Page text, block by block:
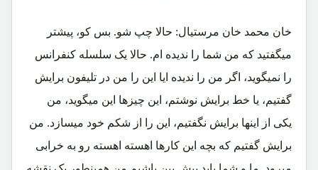
خان محمد خان مرستیال: حالا چپ شو. بس کو، پیشتر
میگفتید که من شما را ندیده ام. حالا یک سلسله کنفرانس
را نمیگوید، اگر من را ندیده ایا این را من در تلیفون برایش
گفتیم، یا خط برایش نوشتم، این چیزها این میگوید، من
یکی از اینها برایش نگفتیم، این را از شکم خود میسازد. من
برایش گفتیم که بچه این کارها اهسته اهسته رو به خرابی